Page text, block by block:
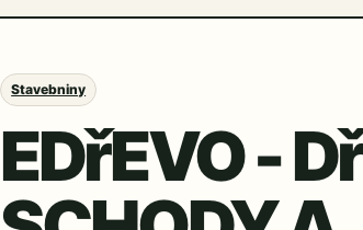
Stavebniny
EDřEVO -